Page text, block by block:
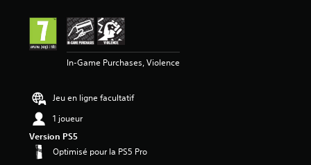
In-Game Purchases, Violence
Jeu en ligne facultatif
1 joueur
Version PS5
Optimisé pour la PS5 Pro